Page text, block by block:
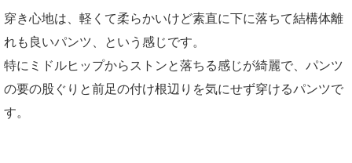
穿き心地は、軽くて柔らかいけど素直に下に落ちて結構体離
れも良いパンツ、という感じです。
特にミドルヒップからストンと落ちる感じが綺麗で、パンツ
の要の股ぐりと前足の付け根辺りを気にせず穿けるパンツで
す。